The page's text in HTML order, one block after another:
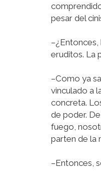
pesar del
eruditos. La
–Como ya
vinculado a
concreta.
de poder.
fuego,
parten de la
–Entonces,